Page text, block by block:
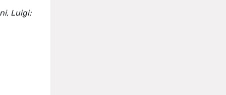
Luigi;